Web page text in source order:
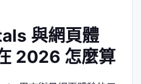
與網頁體
2026 怎麼算